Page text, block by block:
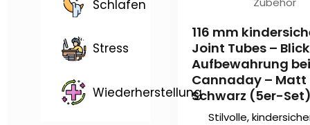
Schlafen
Stress
Wiederherstellung
116 mm
Joint Tubes –
Aufbewahrung bei
Cannaday – Matt
Schwarz (5er-
Stilvolle,